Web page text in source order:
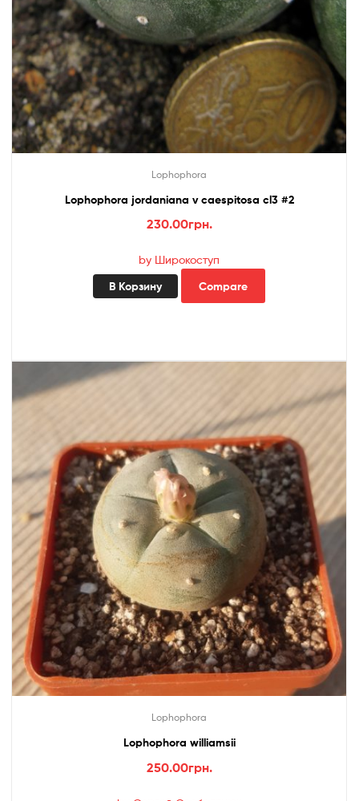
Lophophora
Lophophora jordaniana v caespitosa cl3 #2
230.00грн.
by Широкоступ
В Корзину Compare
Lophophora
Lophophora williamsii
250.00грн.